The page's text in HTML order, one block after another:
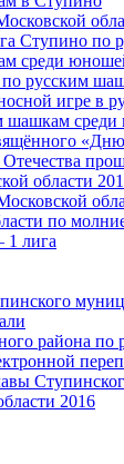
Ступино по
среди
русским
игре в
шашкам
области
по
1 лига
района
2016